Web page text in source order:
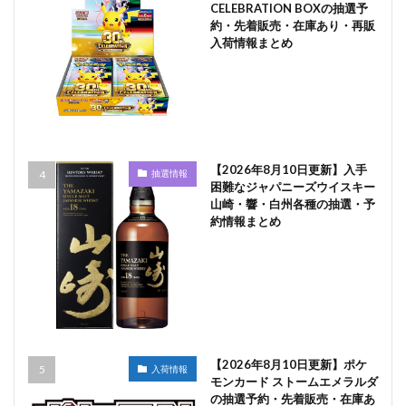
CELEBRATION BOXの抽選予
約・先着販売・在庫あり・再販
入荷情報まとめ
抽選情報
【2026年8月10日更新】入手
困難なジャパニーズウイスキー
山崎・響・白州各種の抽選・予
約情報まとめ
入荷情報
【2026年8月10日更新】ポケ
モンカード ストームエメラルダ
の抽選予約・先着販売・在庫あ